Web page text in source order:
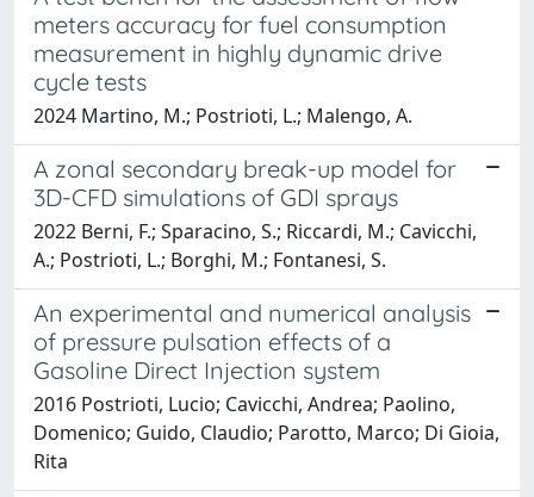
meters accuracy for fuel consumption
measurement in highly dynamic drive
cycle tests
2024 Martino, M.; Postrioti, L.; Malengo, A.
A zonal secondary break-up model for
3D-CFD simulations of GDI sprays
2022 Berni, F.; Sparacino, S.; Riccardi, M.; Cavicchi,
A.; Postrioti, L.; Borghi, M.; Fontanesi, S.
An experimental and numerical analysis
of pressure pulsation effects of a
Gasoline Direct Injection system
2016 Postrioti, Lucio; Cavicchi, Andrea; Paolino,
Domenico; Guido, Claudio; Parotto, Marco; Di Gioia,
Rita